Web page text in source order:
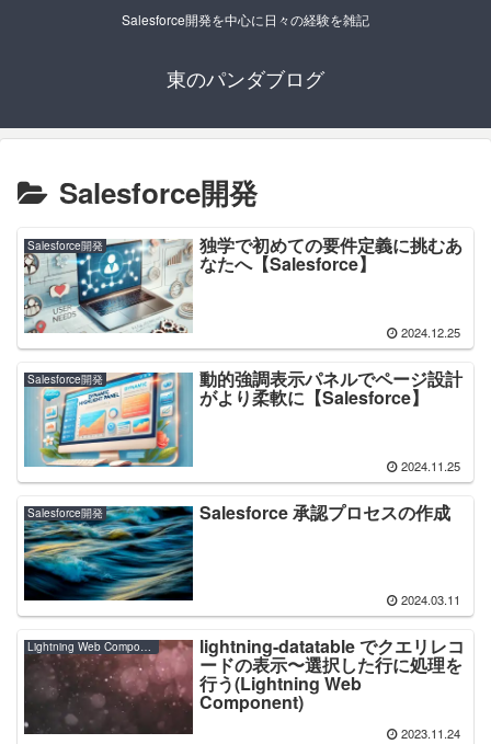
Salesforce開発を中心に日々の経験を雑記
東のパンダブログ
Salesforce開発
Salesforce開発 独学で初めての要件定義に挑むあ
なたへ【Salesforce】
2024.12.25
Salesforce開発 動的強調表示パネルでページ設計
がより柔軟に【Salesforce】
2024.11.25
Salesforce開発 Salesforce 承認プロセスの作成
2024.03.11
Lightning Web Component lightning-datatable でクエリレコ
ードの表示〜選択した行に処理を
行う(Lightning Web
Component)
2023.11.24